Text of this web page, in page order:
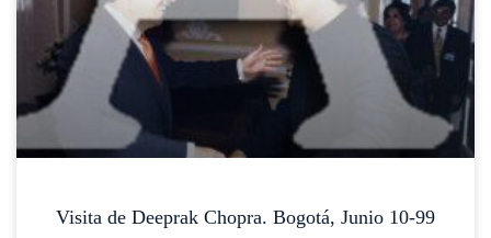
Visita de Deeprak Chopra. Bogotá, Junio 10-99